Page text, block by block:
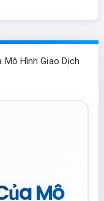
Mô Hình Giao Dịch
Mô